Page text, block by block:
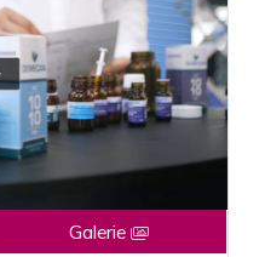
Galerie